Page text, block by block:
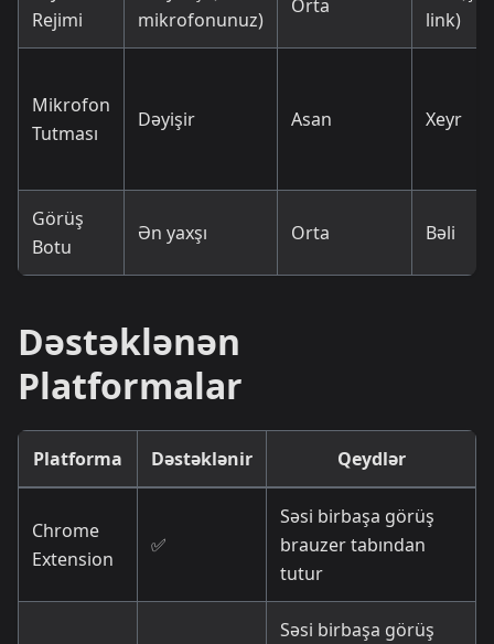
Rejimi
mikrofonunuz)
Orta
link)
Mikrofon
Tutması
Dəyişir Asan Xeyr
Görüş
Botu
Ən yaxşı Orta Bəli
Dəstəklənən
Platformalar
Platforma Dəstəklənir Qeydlər
Chrome
Extension
✅
Səsi birbaşa görüş
brauzer tabından
tutur
Səsi birbaşa görüş